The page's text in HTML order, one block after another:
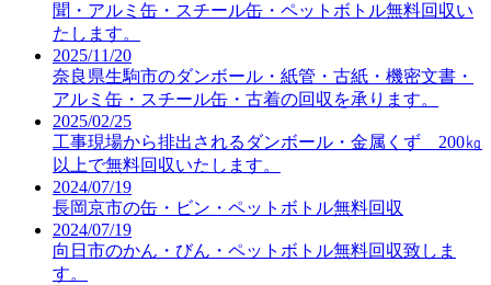
聞・アルミ缶・スチール缶・ペットボトル無料回収い
たします。
2025/11/20
奈良県生駒市のダンボール・紙管・古紙・機密文書・
アルミ缶・スチール缶・古着の回収を承ります。
2025/02/25
工事現場から排出されるダンボール・金属くず 200㎏
以上で無料回収いたします。
2024/07/19
長岡京市の缶・ビン・ペットボトル無料回収
2024/07/19
向日市のかん・びん・ペットボトル無料回収致しま
す。